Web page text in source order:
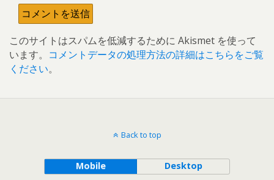
このサイトはスパムを低減するために Akismet を使って
います。 コメントデータの処理方法の詳細はこちらをご覧
ください。
Back to top
Mobile Desktop